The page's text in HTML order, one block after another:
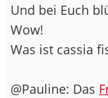
Und bei Euch
Wow!
Was ist cassia
@Pauline: Das